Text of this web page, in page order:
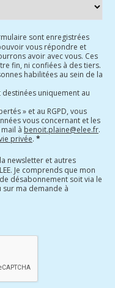
sont enregistrées
vous répondre et
avoir avec vous. Ces
fin, ni confiées à des tiers.
habilitées au sein de la
uniquement au
» et au RGPD, vous
vous concernant et les
à benoit.plaine@elee.fr.
privée. *
newsletter et autres
Je comprends que mon
désabonnement soit via le
sur ma demande à